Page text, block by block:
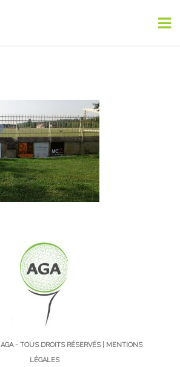
AGA- TOUS DROITS RÉSERVÉS | MENTIONS
LÉGALES